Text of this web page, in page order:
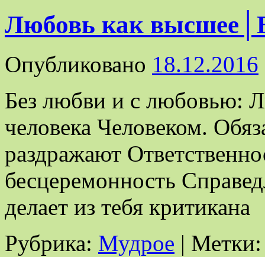
Любовь как
Опубликовано 18.12.2016
Без любви и с любовью:
человека Человеком.
раздражают
бесцеремонность
делает из тебя критикана
Рубрика: Мудрое | Метки: